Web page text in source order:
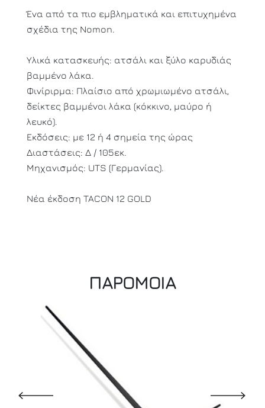
Ένα από τα πιο εμβληματικά και επιτυχημένα
σχέδια της Nomon.
Υλικά κατασκευής: ατσάλι και ξύλο καρυδιάς
βαμμένο λάκα.
Φινίριρμα: Πλαίσιο από χρωμιωμένο ατσάλι,
δείκτες βαμμένοι λάκα (κόκκινο, μαύρο ή
λευκό).
Εκδόσεις: με 12 ή 4 σημεία της ώρας
Διαστάσεις: Δ / 105εκ.
Μηχανισμός: UTS (Γερμανίας).
Νέα έκδοση TACON 12 GOLD
ΠΑΡΟΜΟΙΑ